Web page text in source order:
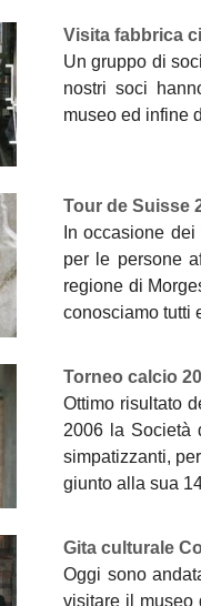
Visita fabbrica
Un gruppo di
nostri soci
museo ed infine
Tour de Suisse
In occasione
per le persone
regione di
conosciamo tutti
Torneo calcio
Ottimo risultato
2006 la Società
simpatizzanti,
giunto alla sua
Gita culturale
Oggi sono
visitare il museo